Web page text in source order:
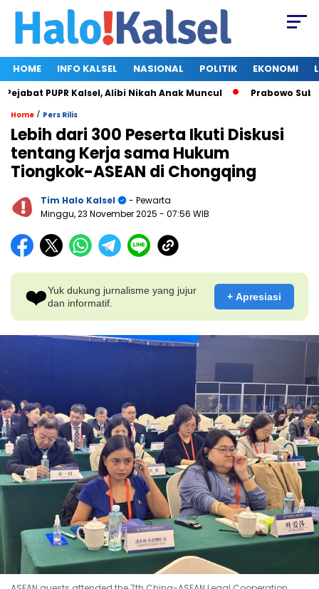
HOME INFO KALSEL NASIONAL POLITIK EKONOMI
PUPR Kalsel, Alibi Nikah Anak Muncul Prabowo
Home / Pers Rilis
Lebih dari 300 Peserta Ikuti Diskusi
tentang Kerja sama Hukum
Tiongkok-ASEAN di Chongqing
Tim Halo Kalsel
- Pewarta
Minggu, 23 November 2025 - 07:56 WIB
❤️Yuk dukung jurnalisme yang jujur
dan informatif.
+ Apresiasi